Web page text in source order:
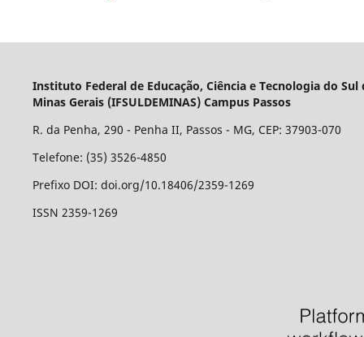
Instituto Federal de Educação, Ciência e Tecnologia do Sul
Minas Gerais (IFSULDEMINAS) Campus Passos
R. da Penha, 290 - Penha II, Passos - MG, CEP: 37903-070
Telefone: (35) 3526-4850
Prefixo DOI: doi.org/10.18406/2359-1269
ISSN 2359-1269